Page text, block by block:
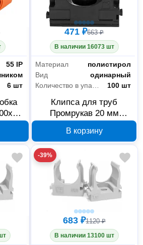
55 IP
6 шт
471 ₽663 ₽
В наличии 16073 шт
Материал
полистирол
Вид
одинарный
100 шт
Клипса для труб
Промрукав 20 мм
В корзину
-39%
683 ₽1120 ₽
В наличии 13100 шт